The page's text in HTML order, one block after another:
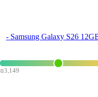
טלפון סלולרי (Samsung Galaxy S26 12GB+512GB (SM-S942B/DS -
₪3,149